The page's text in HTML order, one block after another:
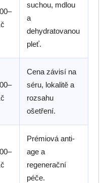
suchou, mdlou
a
dehydratovanou
pleť.
Cena závisí na
séru, lokalitě a
rozsahu
ošetření.
Prémiová anti-
age a
regenerační
péče.